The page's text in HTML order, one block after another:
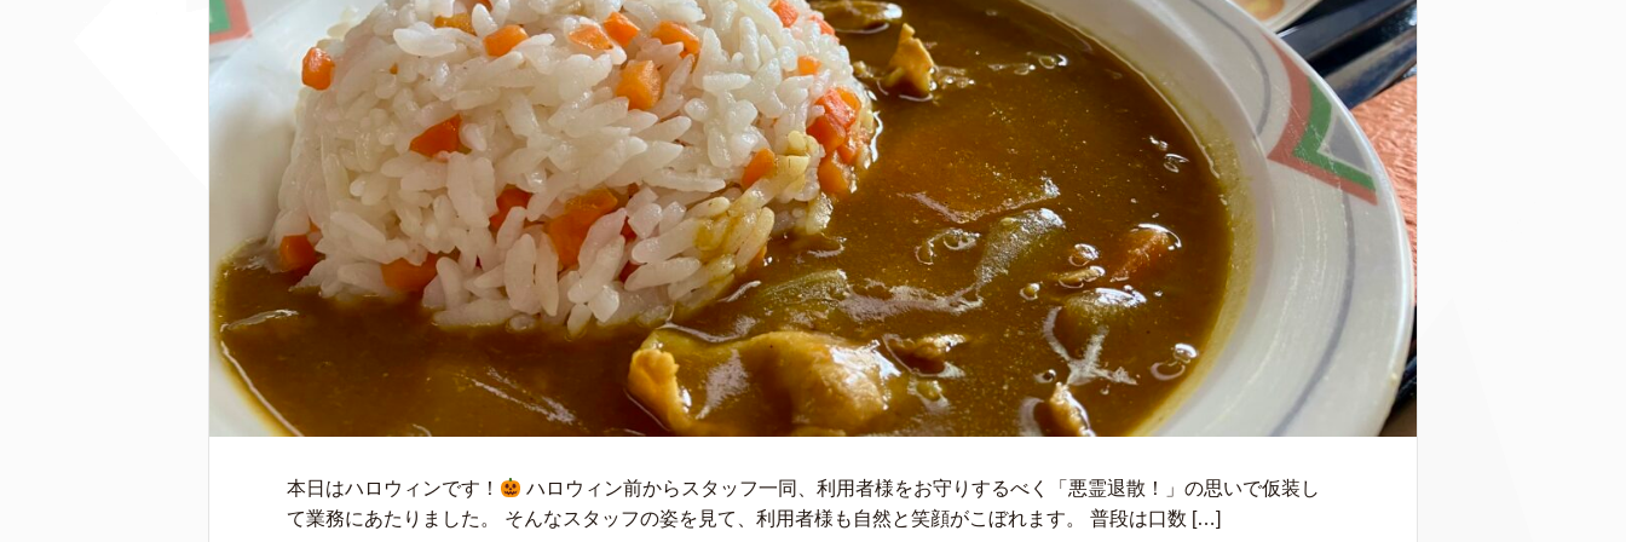
本日はハロウィンです！
ハロウィン前からスタッフ一同、利用者様をお守りするべく「悪霊退散！」の思いで仮装し
て業務にあたりました。 そんなスタッフの姿を見て、利用者様も自然と笑顔がこぼれます。 普段は口数 […]